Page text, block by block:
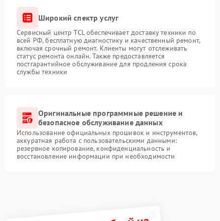
Широкий спектр услуг
Сервисный центр TCL обеспечивает доставку техники по
всей РФ, бесплатную диагностику и качественный ремонт,
включая срочный ремонт. Клиенты могут отслеживать
статус ремонта онлайн. Также предоставляется
постгарантийное обслуживание для продления срока
службы техники
Оригинальные программные решение и
безопасное обслуживание данных
Использование официальных прошивок и инструментов,
аккуратная работа с пользовательскими данными:
резервное копирование, конфиденциальность и
восстановление информации при необходимости